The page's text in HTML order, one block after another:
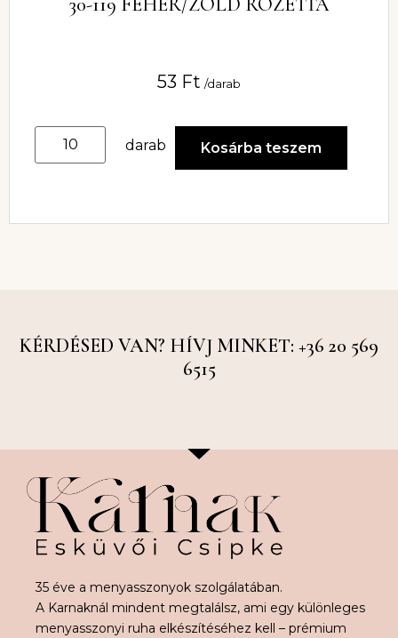
30-119 FEHÉR/ZÖLD ROZETTA
53 Ft /darab
darab Kosárba teszem
KÉRDÉSED VAN? HÍVJ MINKET: +36 20 569
6515
35 éve a menyasszonyok szolgálatában.
A Karnaknál mindent megtalálsz, ami egy különleges
menyasszonyi ruha elkészítéséhez kell – prémium